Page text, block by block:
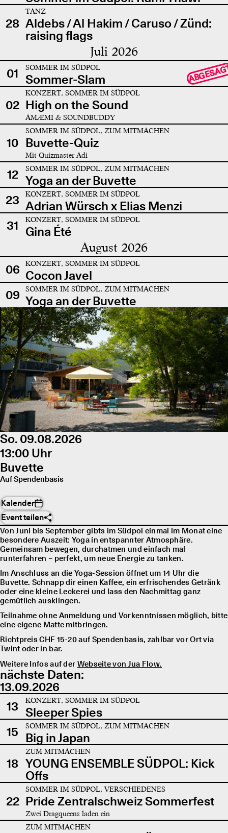
28
TANZ
Aldebs / Al Hakim / Caruso / Zünd:
raising flags
Juli 2026
01 SOMMER IM SÜDPOL
Sommer-Slam
02
KONZERT, SOMMER IM SÜDPOL
High on the Sound
AMÆMI & SOUNDBUDDY
10
SOMMER IM SÜDPOL, ZUM MITMACHEN
Buvette-Quiz
Mit Quizmaster Adi
12 SOMMER IM SÜDPOL, ZUM MITMACHEN
Yoga an der Buvette
23
KONZERT, SOMMER IM SÜDPOL
Adrian Würsch x Elias Menzi
31
KONZERT, SOMMER IM SÜDPOL
Gina Été
August 2026
06 KONZERT, SOMMER IM SÜDPOL
Cocon Javel
09
SOMMER IM SÜDPOL, ZUM MITMACHEN
Yoga an der Buvette
So. 09.08.2026
13:00 Uhr
Buvette
Auf Spendenbasis
Kalender
Event teilen
Von Juni bis September gibts im Südpol einmal im Monat eine
besondere Auszeit: Yoga in entspannter Atmosphäre.
Gemeinsam bewegen, durchatmen und einfach mal
runterfahren – perfekt, um neue Energie zu tanken.
Im Anschluss an die Yoga-Session öffnet um 14 Uhr die
Buvette. Schnapp dir einen Kaffee, ein erfrischendes Getränk
oder eine kleine Leckerei und lass den Nachmittag ganz
gemütlich ausklingen.
Teilnahme ohne Anmeldung und Vorkenntnissen möglich, bitte
eine eigene Matte mitbringen.
Richtpreis CHF 15-20 auf Spendenbasis, zahlbar vor Ort via
Twint oder in bar.
Weitere Infos auf der Webseite von Jua Flow.
nächste Daten:
13.09.2026
13
KONZERT, SOMMER IM SÜDPOL
Sleeper Spies
15
SOMMER IM SÜDPOL, ZUM MITMACHEN
Big in Japan
18
ZUM MITMACHEN
YOUNG ENSEMBLE SÜDPOL: Kick
Offs
22
SOMMER IM SÜDPOL, VERSCHIEDENES
Pride Zentralschweiz Sommerfest
Zwei Dragqueens laden ein
ZUM MITMACHEN